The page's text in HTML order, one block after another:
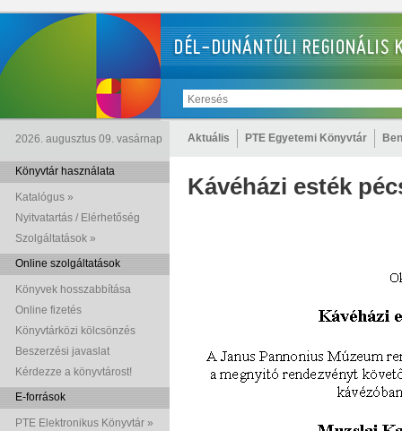
2026. augusztus 09. vasárnap Aktuális PTE Egyetemi Könyvtár
Könyvtár használata
Katalógus »
Nyitvatartás / Elérhetőség
Szolgáltatások »
Online szolgáltatások
Könyvek hosszabbítása
Online fizetés
Könyvtárközi kölcsönzés
Beszerzési javaslat
Kérdezze a könyvtárost!
E-források
PTE Elektronikus Könyvtár »
Kávéházi esték